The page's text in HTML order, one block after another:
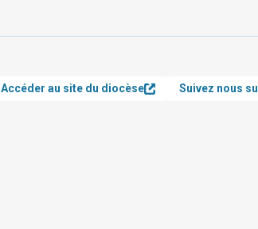
Accéder au site du diocèse Suivez nous